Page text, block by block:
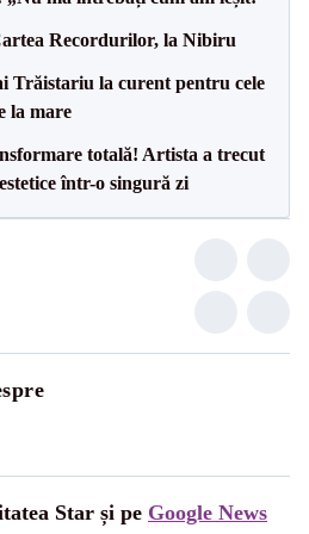
Recordurilor, la Nibiru
Trăistariu la curent pentru cele
la mare
totală! Artista a trecut
într-o singură zi
Star și pe Google News